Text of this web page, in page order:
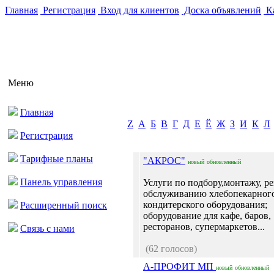
Главная Регистрация Вход для клиентов Доска объявлений
Меню
Главная
Регистрация
Тарифные планы
Панель управления
Расширенный поиск
Связь с нами
Z А Б В Г Д Е Ё Ж З И К Л
"АКРОС" новый обновленный
Услуги по подбору,монтажу,
обслуживанию
кондитерского оборудования;
оборудование для кафе, баров,
ресторанов, супермаркетов...
(62 голосов)
А-ПРОФИТ МП новый обновленный